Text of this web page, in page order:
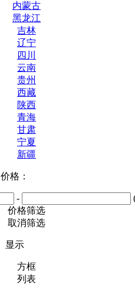
内蒙古
黑龙江
吉林
辽宁
四川
云南
贵州
西藏
陕西
青海
甘肃
宁夏
新疆
价格：
-
价格筛选
取消筛选
显示
方框
列表